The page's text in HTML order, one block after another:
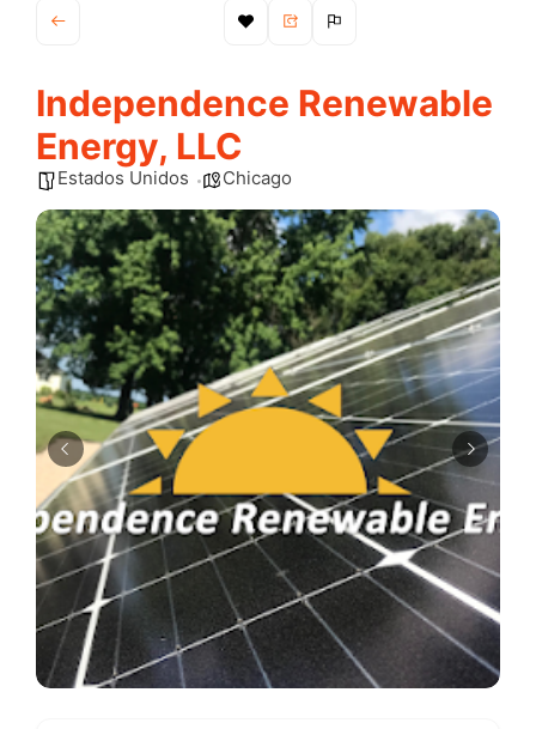
Independence Renewable
Energy, LLC
Estados Unidos Chicago